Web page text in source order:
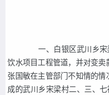
一、白银区武川乡宋
饮水项目工程管道，并对变
张国敏在主管部门不知情的
成的武川乡宋梁村二、三、